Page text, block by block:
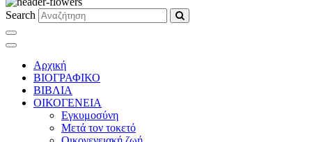
Search
Αρχική
ΒΙΟΓΡΑΦΙΚΟ
ΒΙΒΛΙΑ
ΟΙΚΟΓΕΝΕΙΑ
Εγκυμοσύνη
Μετά τον τοκετό